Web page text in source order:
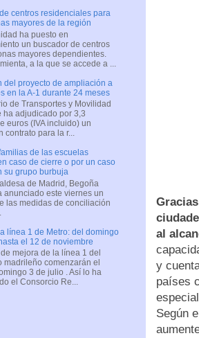
al
y
países
Según
centros residenciales para
mayores de la región
ha puesto en
un buscador de centros
mayores dependientes.
a la que se accede a ...
del proyecto de ampliación a
en la A-1 durante 24 meses
de Transportes y Movilidad
ha adjudicado por 3,3
euros (IVA incluido) un
contrato para la r...
de las escuelas
caso de cierre o por un caso
su grupo burbuja
de Madrid, Begoña
anunciado este viernes un
las medidas de conciliación
línea 1 de Metro: del domingo
el 12 de noviembre
mejora de la línea 1 del
madrileño comenzarán el
3 de julio . Así lo ha
el Consorcio Re...